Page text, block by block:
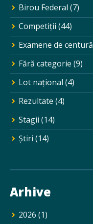
Birou Federal (7)
Competiții (44)
Examene de centură
Fără categorie (9)
Lot național (4)
Rezultate (4)
Stagii (14)
Ştiri (14)
Arhive
2026 (1)